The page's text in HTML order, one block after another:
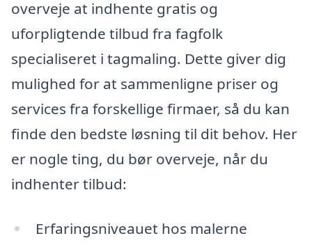
overveje at indhente gratis og
uforpligtende tilbud fra fagfolk
specialiseret i tagmaling. Dette giver dig
mulighed for at sammenligne priser og
services fra forskellige firmaer, så du kan
finde den bedste løsning til dit behov. Her
er nogle ting, du bør overveje, når du
indhenter tilbud:
Erfaringsniveauet hos malerne